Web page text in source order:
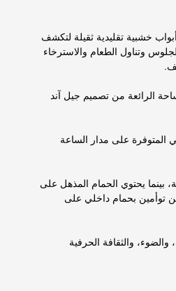
من خلال أبواب خشبية تقليدية ثقيلة لتكشف
وتناول الطعام والاسترخاء
الرائعة من تصميم جيل آند
المتوفرة على مدار الساعة
بينما يحتوي الحمام المذهل على
توأمين بحمام داخلي على
والضوء، والثقافة الحرفية